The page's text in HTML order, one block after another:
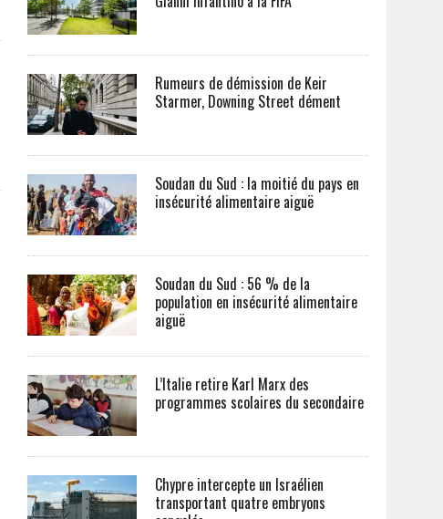
Rumeurs de démission de Keir
Starmer, Downing Street dément
Soudan du Sud : la moitié du pays en
insécurité alimentaire aiguë
Soudan du Sud : 56 % de la
population en insécurité alimentaire
aiguë
L’Italie retire Karl Marx des
programmes scolaires du secondaire
Chypre intercepte un Israélien
transportant quatre embryons